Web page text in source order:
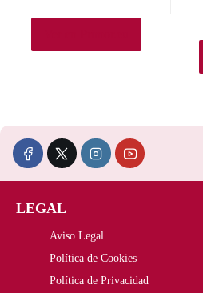
LEGAL
Aviso Legal
Política de Cookies
Política de Privacidad